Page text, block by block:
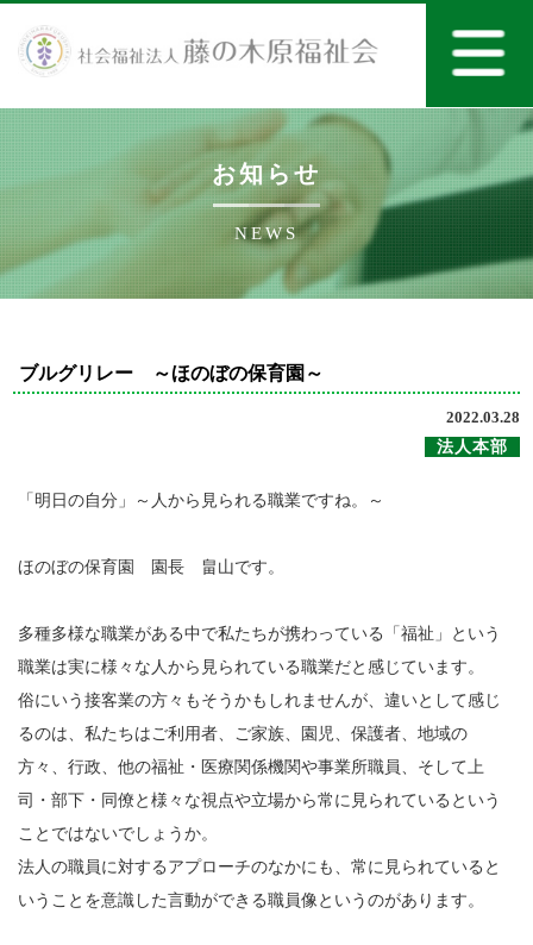
お知らせ
NEWS
ブルグリレー ～ほのぼの保育園～
2022.03.28
法人本部
「明日の自分」～人から見られる職業ですね。～
ほのぼの保育園 園長 畠山です。
多種多様な職業がある中で私たちが携わっている「福祉」という
職業は実に様々な人から見られている職業だと感じています。
俗にいう接客業の方々もそうかもしれませんが、違いとして感じ
るのは、私たちはご利用者、ご家族、園児、保護者、地域の
方々、行政、他の福祉・医療関係機関や事業所職員、そして上
司・部下・同僚と様々な視点や立場から常に見られているという
ことではないでしょうか。
法人の職員に対するアプローチのなかにも、常に見られていると
いうことを意識した言動ができる職員像というのがあります。